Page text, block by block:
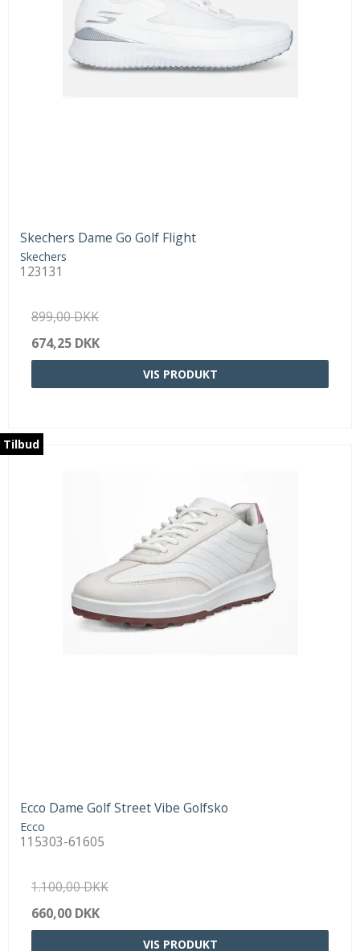
Skechers Dame Go Golf Flight
Skechers
123131
899,00 DKK
674,25 DKK
VIS PRODUKT
Tilbud
Ecco Dame Golf Street Vibe Golfsko
Ecco
115303-61605
1.100,00 DKK
660,00 DKK
VIS PRODUKT